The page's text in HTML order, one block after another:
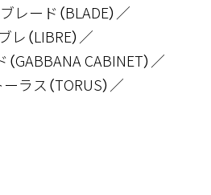
ブレード（BLADE）
レ（LIBRE）
GABBANA CABINET）
ーラス（TORUS）